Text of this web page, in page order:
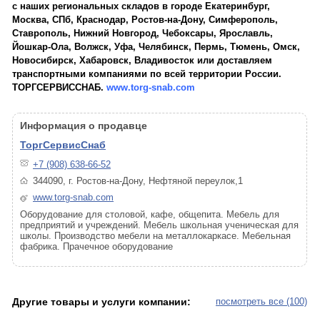
с наших региональных складов в городе Екатеринбург,
Москва, СПб, Краснодар, Ростов-на-Дону, Симферополь,
Ставрополь, Нижний Новгород, Чебоксары, Ярославль,
Йошкар-Ола, Волжск, Уфа, Челябинск, Пермь, Тюмень, Омск,
Новосибирск, Хабаровск, Владивосток или доставляем
транспортными компаниями по всей территории России.
ТОРГСЕРВИССНАБ. www.torg-snab.com
Информация о продавце
ТоргСервисСнаб
+7 (908) 638-66-52
344090, г. Ростов-на-Дону, Нефтяной переулок,1
www.torg-snab.com
Оборудование для столовой, кафе, общепита. Мебель для
предприятий и учреждений. Мебель школьная ученическая для
школы. Производство мебели на металлокаркасе. Мебельная
фабрика. Прачечное оборудование
посмотреть все (100)
Другие товары и услуги компании: